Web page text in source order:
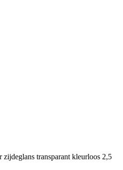
zijdeglans transparant kleurloos 2,5